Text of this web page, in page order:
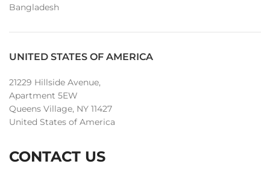
Bangladesh
UNITED STATES OF AMERICA
21229 Hillside Avenue,
Apartment 5EW
Queens Village, NY 11427
United States of America
CONTACT US